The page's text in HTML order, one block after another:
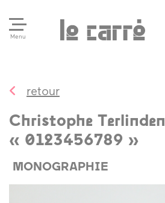
Menu
retour
Christophe Terlinden
« 0123456789 »
MONOGRAPHIE